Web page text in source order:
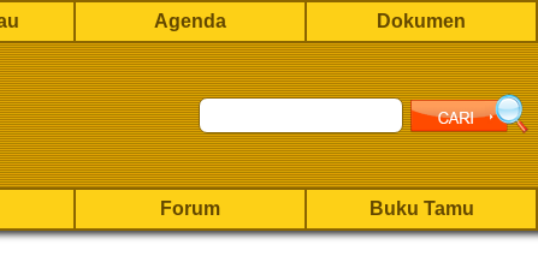
Agenda Dokumen
Forum Buku Tamu